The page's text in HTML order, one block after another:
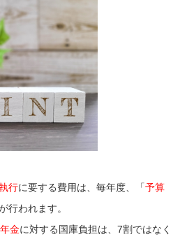
行に要する費用は、毎年度、「予算
行われます。
金に対する国庫負担は、7割ではなく